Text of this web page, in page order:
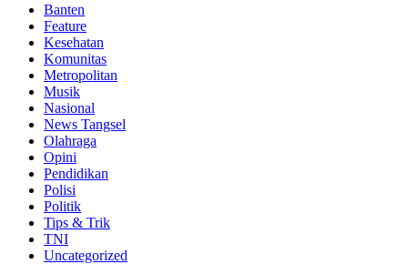
Banten
Feature
Kesehatan
Komunitas
Metropolitan
Musik
Nasional
News Tangsel
Olahraga
Opini
Pendidikan
Polisi
Politik
Tips & Trik
TNI
Uncategorized